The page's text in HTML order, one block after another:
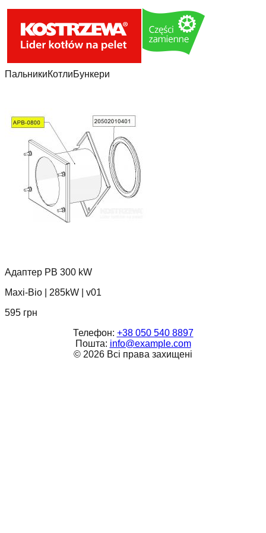
ПальникиКотлиБункери
Адаптер PB 300 kW
Maxi-Bio
285kW
v01
595 грн
Телефон: +38 050 540 8897
Пошта: info@example.com
© 2026 Всі права захищені